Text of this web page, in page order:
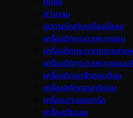
สว่านลม
อุปกรณ์เสริมเครื่องมือลม
เครื่องขัดกระดาษทรายลม
เครื่องขัดกระดาษทรายสา
เครื่องขัดกระดาษทรายแบ
เครื่องขัดเงาสีรถยนต์ลม
เครื่องสกัดคอนกรีตลม
เครื่องเจาะรอยอาร์ค
เครื่องเจียรลม